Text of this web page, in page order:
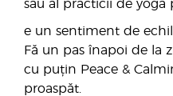
sau al practicii de yoga
e un sentiment de
Fă un pas înapoi de la
cu puțin Peace &
proaspăt.